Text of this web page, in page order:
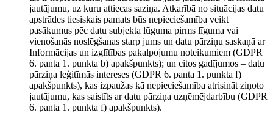
jautājumu, uz kuru attiecas saziņa. Atkarībā no situācijas datu
apstrādes tiesiskais pamats būs nepieciešamība veikt
pasākumus pēc datu subjekta lūguma pirms līguma vai
vienošanās noslēgšanas starp jums un datu pārziņu saskaņā ar
Informācijas un izglītības pakalpojumu noteikumiem (GDPR
6. panta 1. punkta b) apakšpunkts); un citos gadījumos – datu
pārziņa leģitīmās intereses (GDPR 6. panta 1. punkta f)
apakšpunkts), kas izpaužas kā nepieciešamība atrisināt ziņoto
jautājumu, kas saistīts ar datu pārziņa uzņēmējdarbību (GDPR
6. panta 1. punkta f) apakšpunkts).